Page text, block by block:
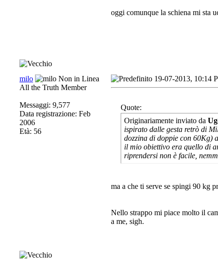
oggi comunque la schiena mi sta
milo
All the Truth Member
Messaggi: 9,577
Data registrazione: Feb
2006
Età: 56
19-07-2013, 10:14
Quote:
Originariamente inviato da
ispirato dalle gesta retrò di
dozzina di doppie con 60Kg)
il mio obiettivo era quello di
riprendersi non è facile,
ma a che ti serve se spingi 90 kg
Nello strappo mi piace molto il
a me, sigh.